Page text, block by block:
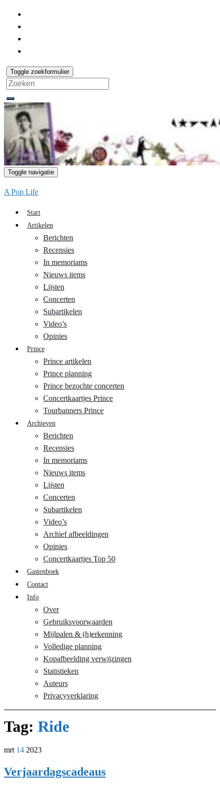
Toggle zoekformulier
Search
for:
Toggle navigatie
A Pop Life
Start
Artikelen
Berichten
Recensies
In memoriams
Nieuws items
Lijsten
Concerten
Subartikelen
Video’s
Opinies
Prince
Prince artikelen
Prince planning
Prince bezochte concerten
Concertkaartjes Prince
Tourbanners Prince
Archieven
Berichten
Recensies
In memoriams
Nieuws items
Lijsten
Concerten
Subartikelen
Video’s
Archief afbeeldingen
Opinies
Concertkaartjes Top 50
Gastenboek
Contact
Info
Over
Gebruiksvoorwaarden
Mijlpalen & (h)erkenning
Volledige planning
Kopafbeelding verwijzingen
Statistieken
Auteurs
Privacyverklaring
Tag: Ride
mrt 14 2023
Verjaardagscadeaus